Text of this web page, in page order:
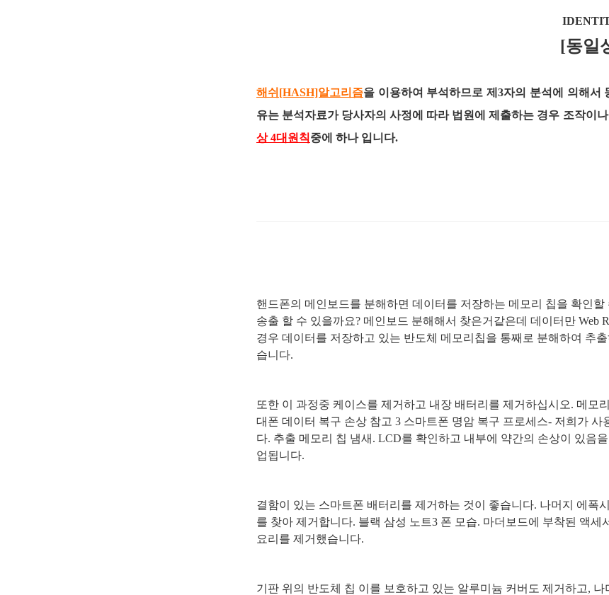
[동일
해쉬[HASH]알고리즘을 이용하여 부석하므로 제3자의 분석에 의해서
유는 분석자료가 당사자의 사정에 따라 법원에 제출하는 경우 조작이
상 4대원칙중에 하나 입니다.
핸드폰의 메인보드를 분해하면 데이터를 저장하는 메모리 칩을 확인할
송출 할 수 있을까요? 메인보드 분해해서 찾은거같은데 데이터만 Web
경우 데이터를 저장하고 있는 반도체 메모리칩을 통째로 분해하여 추
습니다.
또한 이 과정중 케이스를 제거하고 내장 배터리를 제거하십시오. 메모
대폰 데이터 복구 손상 참고 3 스마트폰 명암 복구 프로세스- 저희가 사
다. 추출 메모리 칩 냄새 . LCD를 확인하고 내부에 약간의 손상이 있음
업됩니다.
결함이 있는 스마트폰 배터리를 제거하는 것이 좋습니다. 나머지 에폭
를 찾아 제거합니다. 블랙 삼성 노트3 폰 모습. 마더보드에 부착된 액세
요리를 제거했습니다.
기판 위의 반도체 칩 이를 보호하고 있는 알루미늄 커버도 제거하고, 나